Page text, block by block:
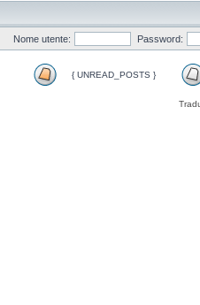
Nome utente: Password:
{ UNREAD_POSTS }